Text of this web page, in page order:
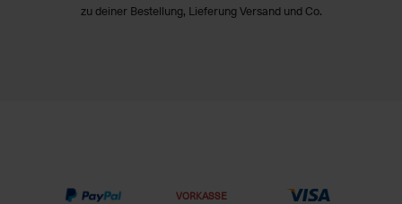
zu deiner Bestellung, Lieferung Versand und Co.
VORKASSE